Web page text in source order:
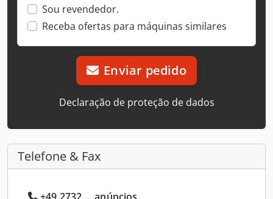
Sou revendedor.
Receba ofertas para máquinas similares
Enviar pedido
Declaração de proteção de dados
Telefone & Fax